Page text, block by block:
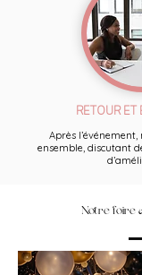
RETOUR ET
Après
ensemble, discutant
Notre foire